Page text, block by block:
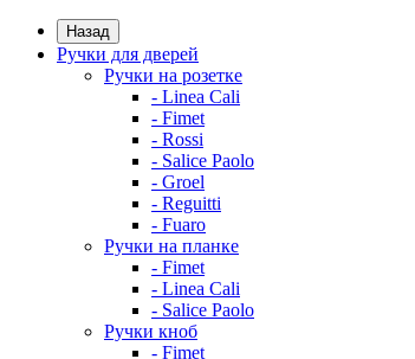
Назад
Ручки для дверей
Ручки на розетке
- Linea Cali
- Fimet
- Rossi
- Salice Paolo
- Groel
- Reguitti
- Fuaro
Ручки на планке
- Fimet
- Linea Cali
- Salice Paolo
Ручки кноб
- Fimet